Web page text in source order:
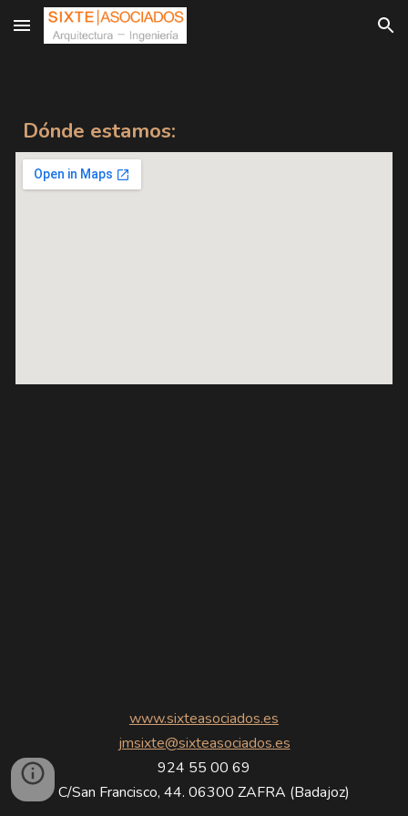
Skip to main content Skip to navigation
Dónde estamos:
www.sixteasociados.es
jmsixte@sixteasociados.es
924 55 00 69
C/San Francisco, 44. 06300 ZAFRA (Badajoz)